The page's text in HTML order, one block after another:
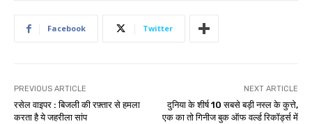
Facebook Twitter
PREVIOUS ARTICLE
रसेल वाइपर : बिजली की रफ़्तार से हमला
करता है ये जहरीला सांप
NEXT ARTICLE
दुनिया के शीर्ष 10 सबसे बड़ी नस्ल के कुत्ते,
एक का तो गिनीज बुक ऑफ वर्ल्ड रिकॉर्ड्स में